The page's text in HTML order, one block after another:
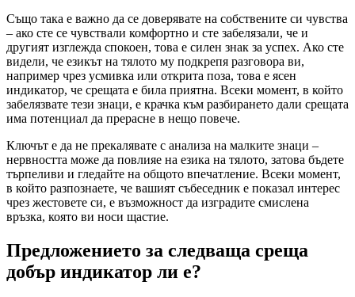
Също така е важно да се доверявате на собствените си чувства
– ако сте се чувствали комфортно и сте забелязали, че и
другият изглежда спокоен, това е силен знак за успех. Ако сте
видели, че езикът на тялото му подкрепя разговора ви,
например чрез усмивка или открита поза, това е ясен
индикатор, че срещата е била приятна. Всеки момент, в който
забелязвате тези знаци, е крачка към разбирането дали срещата
има потенциал да прерасне в нещо повече.
Ключът е да не прекалявате с анализа на малките знаци –
нервността може да повлияе на езика на тялото, затова бъдете
търпеливи и гледайте на общото впечатление. Всеки момент,
в който разпознаете, че вашият събеседник е показал интерес
чрез жестовете си, е възможност да изградите смислена
връзка, която ви носи щастие.
Предложението за следваща среща
добър индикатор ли е?